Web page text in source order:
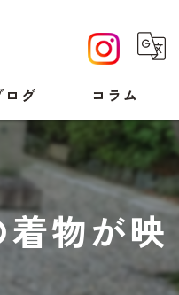
ログ コラム
物が映